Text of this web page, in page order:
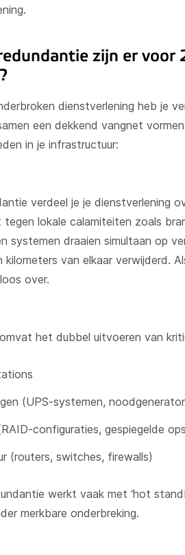
zijn er voor
dienstverlening heb je
een dekkend vangnet
in je infrastructuur:
verdeel je je dienstverlening
lokale calamiteiten zoals
systemen draaien simultaan op
van elkaar verwijderd.
over.
het dubbel uitvoeren van
(UPS-systemen,
configuraties, gespiegelde
(routers, switches, firewalls)
werkt vaak met ‘hot
merkbare onderbreking.